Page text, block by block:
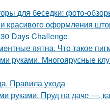
для беседки: фото-
красивого оформления
Days Challenge
пятна. Что такое
руками. Многоярусные
Правила ухода
руками. Пруд на даче —,